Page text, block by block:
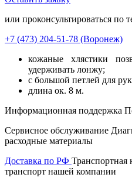
или проконсультироваться по
+7 (473) 204-51-78 (Воронеж)
кожаные хлястики
удерживать лонжу;
с большой петлей для
длина ок. 8 м.
Информационная поддержка
Сервисное обслуживание
расходные материалы
Доставка по РФ Транспортная
транспорт нашей компании